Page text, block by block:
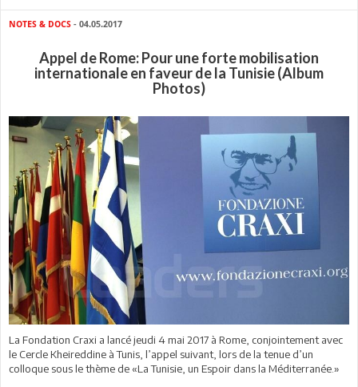
NOTES & DOCS - 04.05.2017
Appel de Rome: Pour une forte mobilisation
internationale en faveur de la Tunisie (Album
Photos)
La Fondation Craxi a lancé jeudi 4 mai 2017 à Rome, conjointement avec
le Cercle Kheireddine à Tunis, l’appel suivant, lors de la tenue d’un
colloque sous le thème de «La Tunisie, un Espoir dans la Méditerranée.»